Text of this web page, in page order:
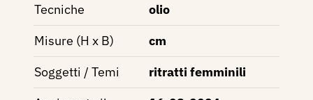
Tecniche
olio
Misure (H x B)
cm
Soggetti / Temi
ritratti femminili